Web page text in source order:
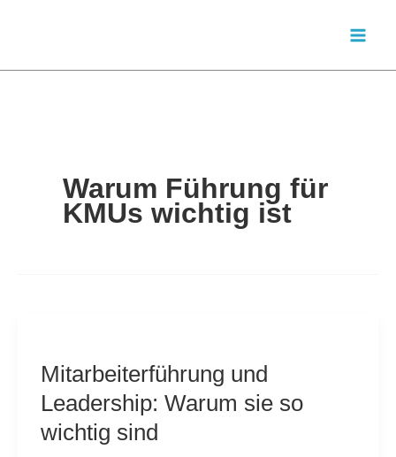
Warum Führung für
KMUs wichtig ist
Mitarbeiterführung und
Leadership: Warum sie so
wichtig sind